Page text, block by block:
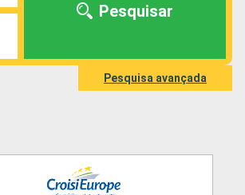
Pesquisar
Pesquisa avançada